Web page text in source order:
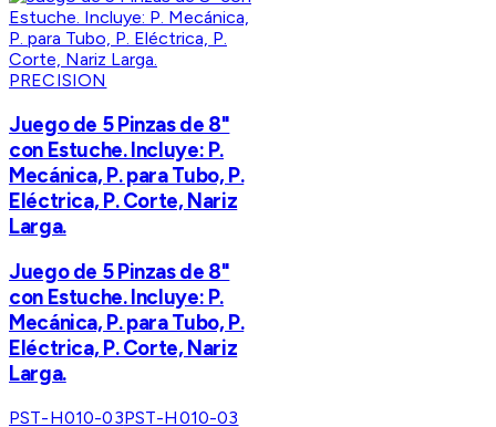
PRECISION
Juego de 5 Pinzas de 8"
con Estuche. Incluye: P.
Mecánica, P. para Tubo, P.
Eléctrica, P. Corte, Nariz
Larga.
Juego de 5 Pinzas de 8"
con Estuche. Incluye: P.
Mecánica, P. para Tubo, P.
Eléctrica, P. Corte, Nariz
Larga.
PST-H010-03PST-H010-03